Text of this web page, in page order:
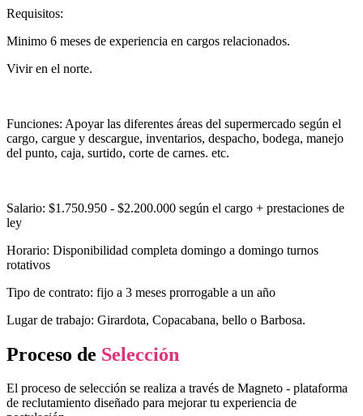
Requisitos:
Minimo 6 meses de experiencia en cargos relacionados.
Vivir en el norte.
Funciones: Apoyar las diferentes áreas del supermercado según el
cargo, cargue y descargue, inventarios, despacho, bodega, manejo
del punto, caja, surtido, corte de carnes. etc.
Salario: $1.750.950 - $2.200.000 según el cargo + prestaciones de
ley
Horario: Disponibilidad completa domingo a domingo turnos
rotativos
Tipo de contrato: fijo a 3 meses prorrogable a un año
Lugar de trabajo: Girardota, Copacabana, bello o Barbosa.
Proceso de Selección
El proceso de selección se realiza a través de Magneto - plataforma
de reclutamiento diseñado para mejorar tu experiencia de